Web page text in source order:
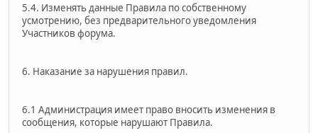
5.4. Изменять данные Правила по собственному
усмотрению, без предварительного уведомления
Участников форума.
6. Наказание за нарушения правил.
6.1 Администрация имеет право вносить изменения в
сообщения, которые нарушают Правила.